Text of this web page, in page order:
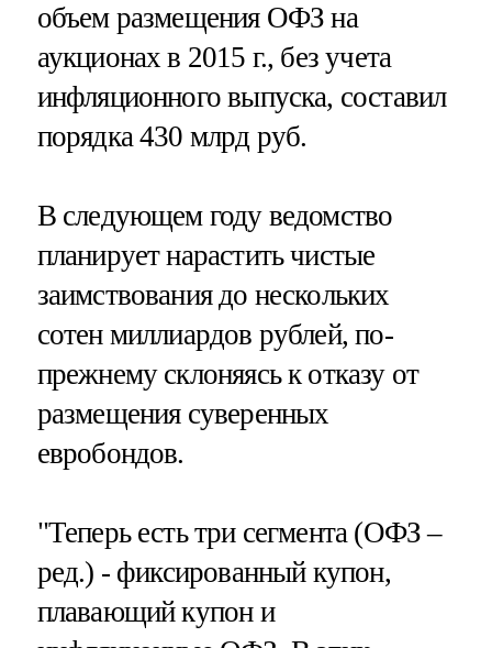
объем размещения ОФЗ на
аукционах в 2015 г., без учета
инфляционного выпуска, составил
порядка 430 млрд руб.
В следующем году ведомство
планирует нарастить чистые
заимствования до нескольких
сотен миллиардов рублей, по-
прежнему склоняясь к отказу от
размещения суверенных
евробондов.
"Теперь есть три сегмента (ОФЗ –
ред.) - фиксированный купон,
плавающий купон и